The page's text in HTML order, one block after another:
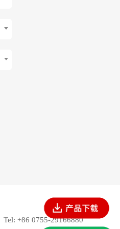
Tel: +86 0755-29166880